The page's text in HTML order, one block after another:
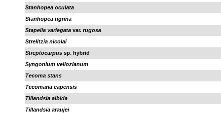
Stanhopea oculata
Stanhopea tigrina
Stapelia variegata var. rugosa
Strelitzia nicolai
Streptocarpus sp. hybrid
Syngonium vellozianum
Tecoma stans
Tecomaria capensis
Tillandsia albida
Tillandsia araujei